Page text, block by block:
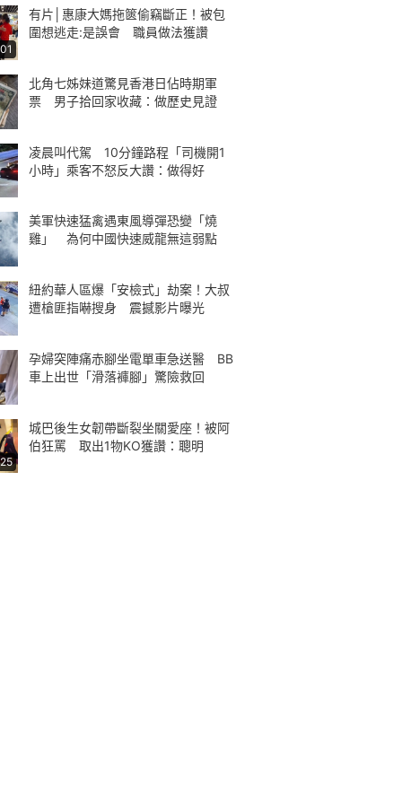
有片│惠康大媽拖篋偷竊斷正！被包
圍想逃走:是誤會 職員做法獲讚
北角七姊妹道驚見香港日佔時期軍
票 男子拾回家收藏：做歷史見證
凌晨叫代駕 10分鐘路程「司機開1
小時」乘客不怒反大讚：做得好
美軍快速猛禽遇東風導彈恐變「燒
雞」 為何中國快速威龍無這弱點
紐約華人區爆「安檢式」劫案！大叔
遭槍匪指嚇搜身 震撼影片曝光
孕婦突陣痛赤腳坐電單車急送醫 BB
車上出世「滑落褲腳」驚險救回
城巴後生女韌帶斷裂坐關愛座！被阿
伯狂罵 取出1物KO獲讚：聰明